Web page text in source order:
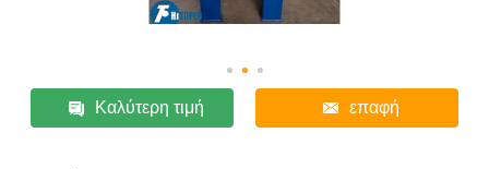
Καλύτερη τιμή επαφή